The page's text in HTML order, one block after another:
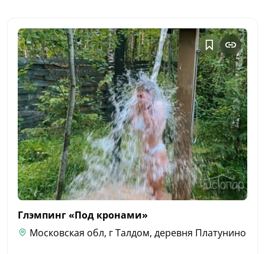
Глэмпинг «Под кронами»
Московская обл, г Талдом, деревня Платунино